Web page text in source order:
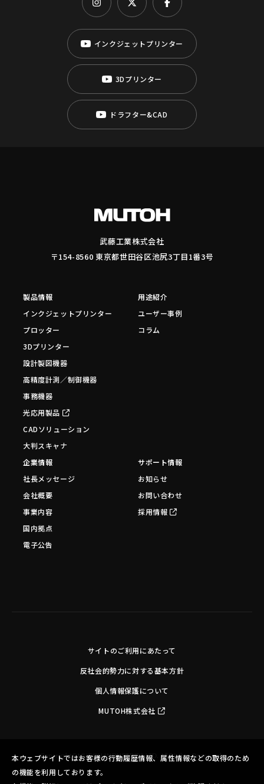
インクジェットプリンター
3Dプリンター
ドラフター&CAD
武藤工業株式会社
〒154-8560 東京都世田谷区池尻3丁目1番3号
製品情報
インクジェットプリンター
プロッター
3Dプリンター
設計製図機器
高精度計測／制御機器
事務機器
光応用製品
CADソリューション
大判スキャナ
用途紹介
ユーザー事例
コラム
企業情報
社長メッセージ
会社概要
事業内容
国内拠点
電子公告
サポート情報
お知らせ
お問い合わせ
採用情報
サイトのご利用にあたって
反社会的勢力に対する基本方針
個人情報保護について
MUTOH株式会社
Copyright©MUTOH INDUSTRIES LTD. All Rights Reserved.
本ウェブサイトではお客様の行動履歴情報、属性情報などの取得のため
の機能を利用しております。